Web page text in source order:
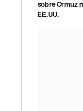
sobre Ormuz
EE.UU.